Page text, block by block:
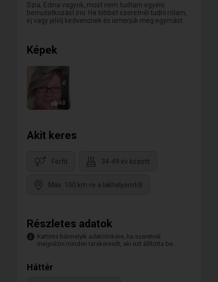
Szia, Edina vagyok, most nem tudtam egyéni
bemutatkozást írni. Ha többet szeretnél tudni rólam,
írj vagy jelölj kedvencnek és ismerjük meg egymást.
Képek
48
Akit keres
Férfit 34-49 év között
Max. 100 km-re a lakhelyemtől
Részletes adatok
Kattints bármelyik adatcímkére, ha szeretnél
megnézni minden társkeresőt, aki ezt állította be.
Háttér